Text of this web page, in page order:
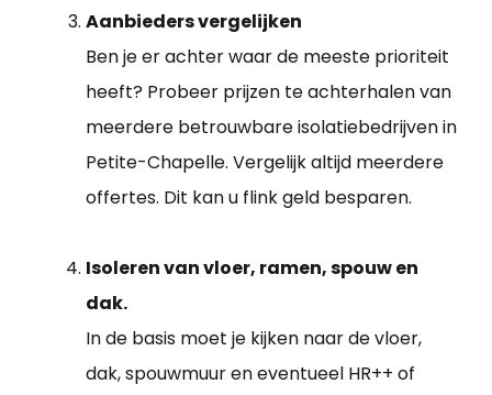
Aanbieders vergelijken
Ben je er achter waar de meeste prioriteit
heeft? Probeer prijzen te achterhalen van
meerdere betrouwbare isolatiebedrijven in
Petite-Chapelle. Vergelijk altijd meerdere
offertes. Dit kan u flink geld besparen.
Isoleren van vloer, ramen, spouw en
dak.
In de basis moet je kijken naar de vloer,
dak, spouwmuur en eventueel HR++ of